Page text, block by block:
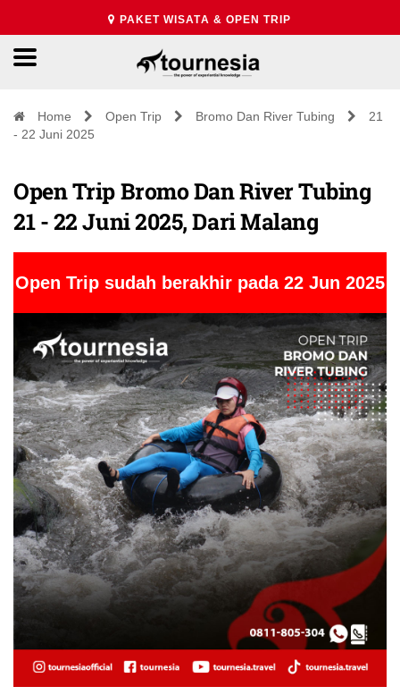
PAKET WISATA & OPEN TRIP
Home Open Trip Bromo Dan River Tubing
21
- 22 Juni 2025
Open Trip Bromo Dan River Tubing
21 - 22 Juni 2025, Dari Malang
Open Trip sudah berakhir pada 22 Jun 2025